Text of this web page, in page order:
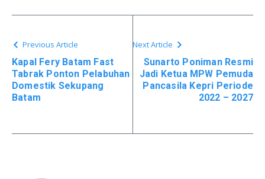
Previous Article
Kapal Fery Batam Fast
Tabrak Ponton Pelabuhan
Domestik Sekupang
Batam
Next Article
Sunarto Poniman Resmi
Jadi Ketua MPW Pemuda
Pancasila Kepri Periode
2022 – 2027